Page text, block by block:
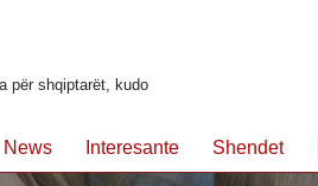
për shqiptarët, kudo
News Interesante Shendet